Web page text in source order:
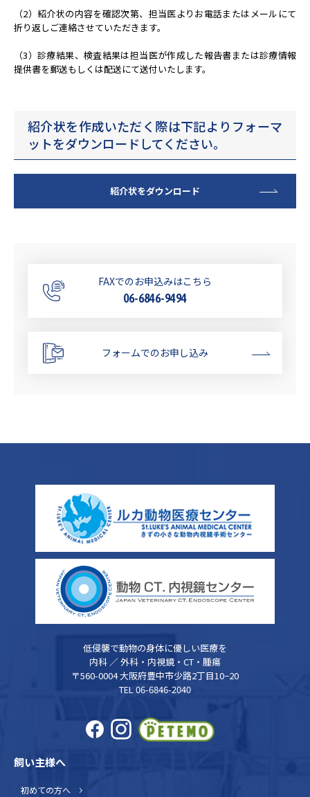
（2）紹介状の内容を確認次第、担当医よりお電話またはメールにて
折り返しご連絡させていただきます。
（3）診療結果、検査結果は担当医が作成した報告書または診療情報
提供書を郵送もしくは配送にて送付いたします。
紹介状を作成いただく際は下記よりフォーマ
ットをダウンロードしてください。
紹介状をダウンロード
FAXでのお申込みはこちら
06-6846-9494
フォームでのお申し込み
低侵襲で動物の身体に優しい医療を
内科 ／ 外科・内視鏡・CT・腫瘍
〒560-0004 大阪府豊中市少路2丁目10−20
TEL 06-6846-2040
飼い主様へ
初めての方へ